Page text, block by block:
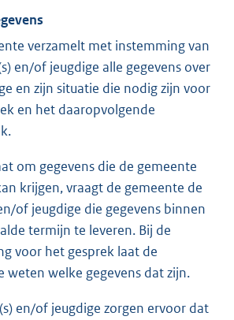
verzamelt met instemming van
en/of jeugdige alle gegevens over
en zijn situatie die nodig zijn voor
en het daaropvolgende
om gegevens die de gemeente
krijgen, vraagt de gemeente de
of jeugdige die gegevens binnen
termijn te leveren. Bij de
voor het gesprek laat de
weten welke gegevens dat zijn.
en/of jeugdige zorgen ervoor dat